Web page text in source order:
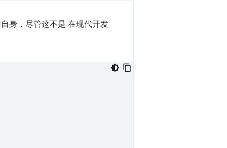
身，尽管这不是 在现代开发